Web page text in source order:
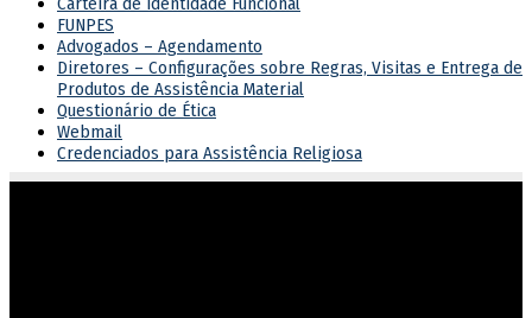
FUNPES
Advogados – Agendamento
Diretores – Configurações sobre Regras, Visitas e Entrega de
Produtos de Assistência Material
Questionário de Ética
Webmail
Credenciados para Assistência Religiosa